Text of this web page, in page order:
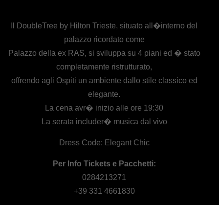
Il DoubleTree by Hilton Trieste, situato all�interno del
palazzo ricordato come
Palazzo della ex RAS, si sviluppa su 4 piani ed � stato
completamente ristrutturato,
offrendo agli Ospiti un ambiente dallo stile classico ed
elegante.
La cena avr� inizio alle ore 19:30
La serata includer� musica dal vivo
Dress Code: Elegant Chic
Per Info Tickets e Pacchetti:
0284213271
+39 331 4661830